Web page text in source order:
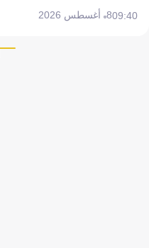
09:408 أغسطس 2026